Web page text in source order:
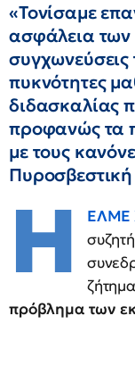
«Τονίσαμε
ασφάλεια
πυκνότητες
διδασκαλίας
προφανώς τα
με τους
Η ΕΛΜΕ
πρόβλημα των